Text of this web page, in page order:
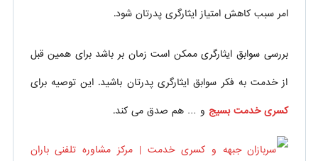
امر سبب کاهش امتیاز ایثارگری پدرتان شود.
بررسی سوابق ایثارگری ممکن است زمان بر باشد برای همین قبل
از خدمت به فکر سوابق ایثارگری پدرتان باشید. این توصیه برای
کسری خدمت بسیج و … هم صدق می کند.